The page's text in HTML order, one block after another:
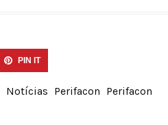
PIN IT
Notícias Perifacon Perifacon